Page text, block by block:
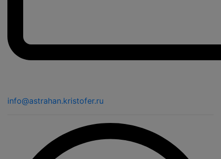
info@astrahan.kristofer.ru